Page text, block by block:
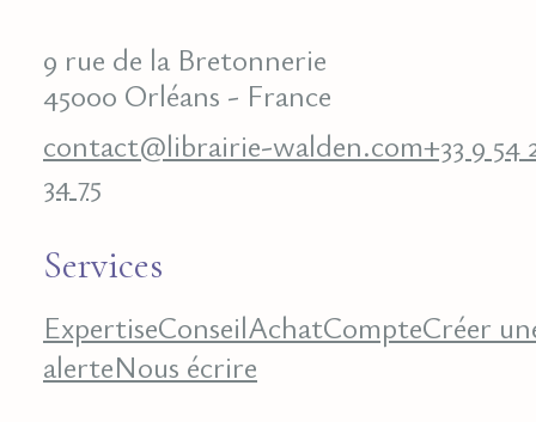
9 rue de la Bretonnerie
45000 Orléans - France
contact@librairie-walden.com+33 9 54
34 75
Services
ExpertiseConseilAchatCompteCréer
alerteNous écrire